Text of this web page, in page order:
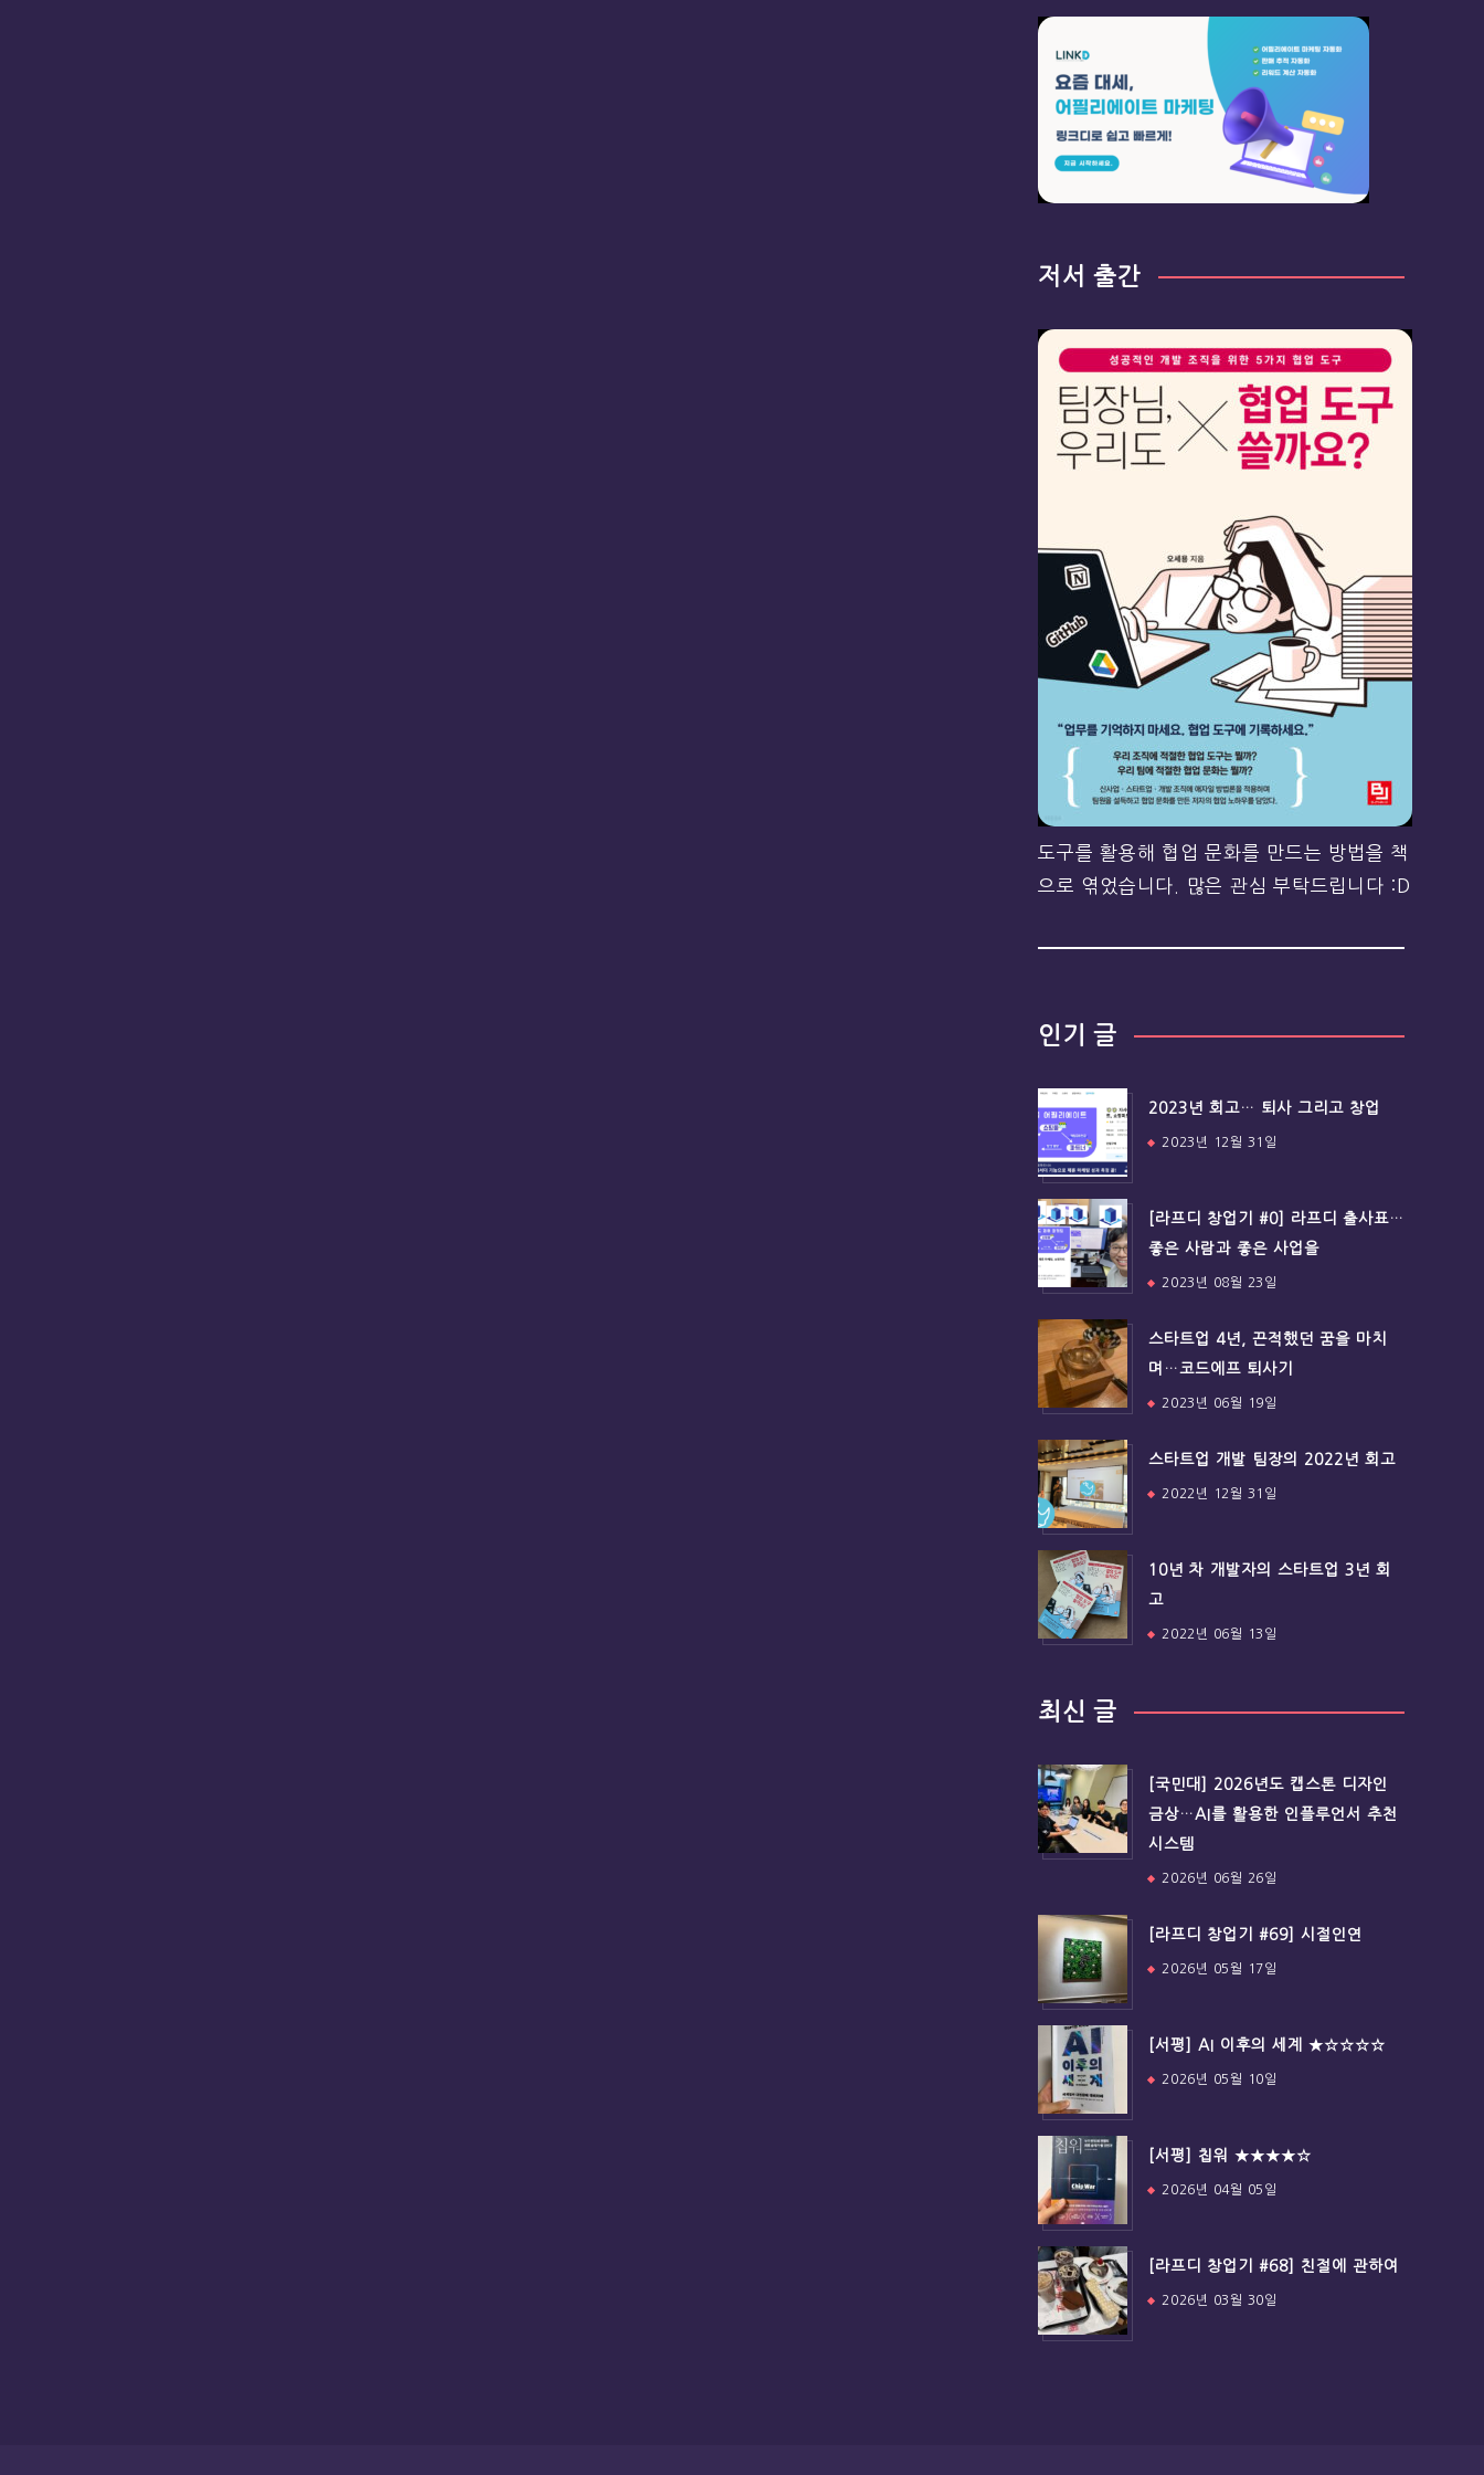
저서 출간
도구를 활용해 협업 문화를 만드는 방법을 책
으로 엮었습니다. 많은 관심 부탁드립니다 :D
인기 글
2023년 회고… 퇴사 그리고 창업
2023년 12월 31일
[라프디 창업기 #0] 라프디 출사표…
좋은 사람과 좋은 사업을
2023년 08월 23일
스타트업 4년, 끈적했던 꿈을 마치
며…코드에프 퇴사기
2023년 06월 19일
스타트업 개발 팀장의 2022년 회고
2022년 12월 31일
10년 차 개발자의 스타트업 3년 회
고
2022년 06월 13일
최신 글
[국민대] 2026년도 캡스톤 디자인
금상…AI를 활용한 인플루언서 추천
시스템
2026년 06월 26일
[라프디 창업기 #69] 시절인연
2026년 05월 17일
[서평] AI 이후의 세계 ★☆☆☆☆
2026년 05월 10일
[서평] 칩워 ★★★★☆
2026년 04월 05일
[라프디 창업기 #68] 친절에 관하여
2026년 03월 30일